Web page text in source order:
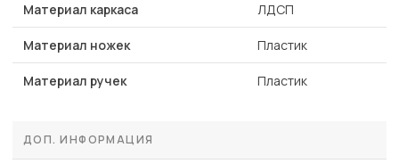
Материал каркаса ЛДСП
Материал ножек Пластик
Материал ручек Пластик
ДОП. ИНФОРМАЦИЯ